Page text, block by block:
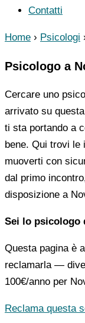
Contatti
Home › Psicologi
Psicologo a
Cercare uno
arrivato su
ti sta portando a
bene. Qui trovi le
muoverti con
dal primo
disposizione a
Sei lo psicologo
Questa pagina è
reclamarla —
100€/anno per
Reclama questa